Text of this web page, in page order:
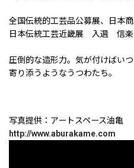
全国伝統的工芸品公募展、日本
日本伝統工芸近畿展 入選 信
圧倒的な造形力。気が付けばいつ
寄り添うようなうつわたち。
写真提供：アートスペース油亀
http://www.aburakame.com